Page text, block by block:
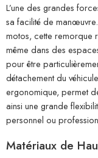
L’une des grandes
sa facilité de
motos, cette remorque
même dans des
pour être
détachement du
ergonomique, permet
ainsi une grande
personnel ou
Matériaux de